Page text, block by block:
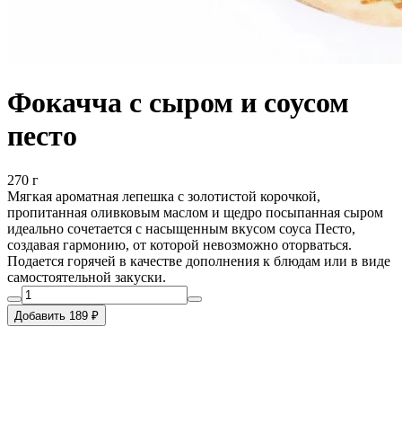
Фокачча с сыром и соусом
песто
270 г
Мягкая ароматная лепешка с золотистой корочкой,
пропитанная оливковым маслом и щедро посыпанная сыром
идеально сочетается с насыщенным вкусом соуса Песто,
создавая гармонию, от которой невозможно оторваться.
Подается горячей в качестве дополнения к блюдам или в виде
самостоятельной закуски.
Добавить 189 ₽